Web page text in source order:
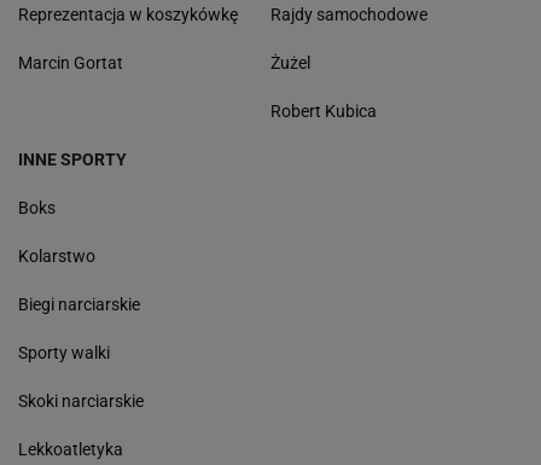
Reprezentacja w koszykówkę
Marcin Gortat
Rajdy samochodowe
Żużel
Robert Kubica
INNE SPORTY
Boks
Kolarstwo
Biegi narciarskie
Sporty walki
Skoki narciarskie
Lekkoatletyka